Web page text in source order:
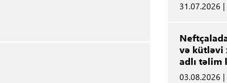
31.07.2026 |
və kütləvi
adlı təlim
03.08.2026 |